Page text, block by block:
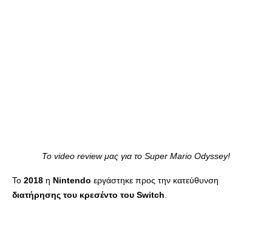
Το video review μας για το Super Mario Odyssey!
Το 2018 η Nintendo εργάστηκε προς την κατεύθυνση
διατήρησης του κρεσέντο του Switch